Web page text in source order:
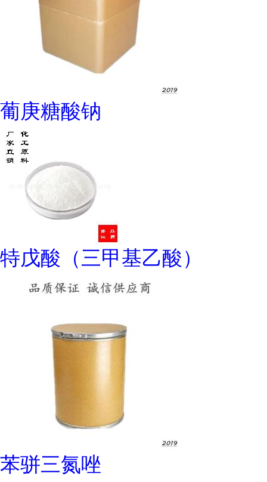
葡庚糖酸钠
特戊酸（三甲基乙酸）
苯骈三氮唑